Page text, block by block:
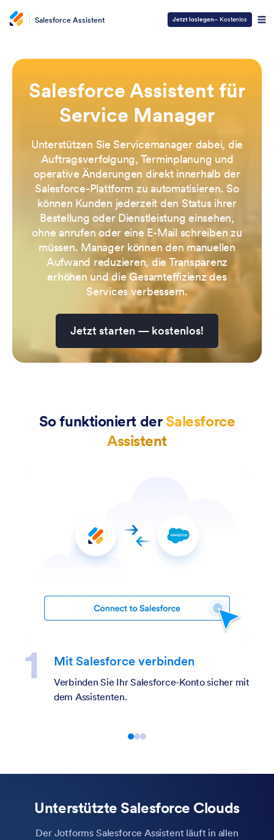
Salesforce Assistent Jetzt loslegen– Kostenlos
Salesforce Assistent für
Service Manager
Unterstützen Sie Servicemanager dabei, die
Auftragsverfolgung, Terminplanung und
operative Änderungen direkt innerhalb der
Salesforce-Plattform zu automatisieren. So
können Kunden jederzeit den Status ihrer
Bestellung oder Dienstleistung einsehen,
ohne anrufen oder eine E-Mail schreiben zu
müssen. Manager können den manuellen
Aufwand reduzieren, die Transparenz
erhöhen und die Gesamteffizienz des
Services verbessern.
Jetzt starten — kostenlos!
So funktioniert derSalesforce
Assistent
Mit Salesforce verbinden
Verbinden Sie Ihr Salesforce-Konto sicher mit
dem Assistenten.
Unterstützte Salesforce Clouds
Der Jotforms Salesforce Assistent läuft in allen